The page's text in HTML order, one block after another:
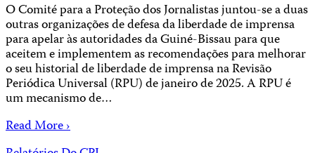
O Comité para a Proteção dos Jornalistas juntou-se a duas
outras organizações de defesa da liberdade de imprensa
para apelar às autoridades da Guiné-Bissau para que
aceitem e implementem as recomendações para melhorar
o seu historial de liberdade de imprensa na Revisão
Periódica Universal (RPU) de janeiro de 2025. A RPU é
um mecanismo de…
Read More ›